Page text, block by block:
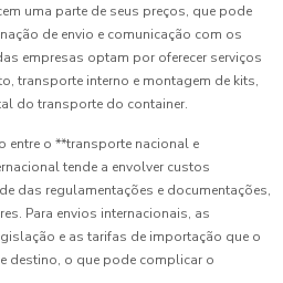
uma parte de seus preços, que pode
de envio e comunicação com os
empresas optam por oferecer serviços
transporte interno e montagem de kits,
do transporte do container.
entre o **transporte nacional e
tende a envolver custos
das regulamentações e documentações,
Para envios internacionais, as
e as tarifas de importação que o
destino, o que pode complicar o